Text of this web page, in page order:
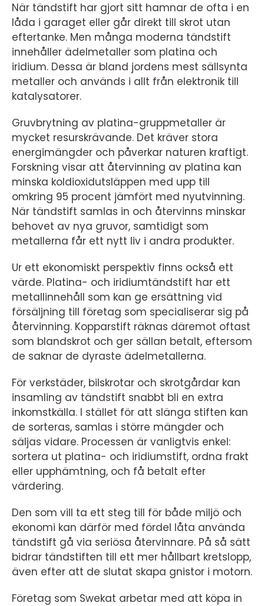
När tändstift har gjort sitt hamnar de ofta i en
låda i garaget eller går direkt till skrot utan
eftertanke. Men många moderna tändstift
innehåller ädelmetaller som platina och
iridium. Dessa är bland jordens mest sällsynta
metaller och används i allt från elektronik till
katalysatorer.
Gruvbrytning av platina-gruppmetaller är
mycket resurskrävande. Det kräver stora
energimängder och påverkar naturen kraftigt.
Forskning visar att återvinning av platina kan
minska koldioxidutsläppen med upp till
omkring 95 procent jämfört med nyutvinning.
När tändstift samlas in och återvinns minskar
behovet av nya gruvor, samtidigt som
metallerna får ett nytt liv i andra produkter.
Ur ett ekonomiskt perspektiv finns också ett
värde. Platina- och iridiumtändstift har ett
metallinnehåll som kan ge ersättning vid
försäljning till företag som specialiserar sig på
återvinning. Kopparstift räknas däremot oftast
som blandskrot och ger sällan betalt, eftersom
de saknar de dyraste ädelmetallerna.
För verkstäder, bilskrotar och skrotgårdar kan
insamling av tändstift snabbt bli en extra
inkomstkälla. I stället för att slänga stiften kan
de sorteras, samlas i större mängder och
säljas vidare. Processen är vanligtvis enkel:
sortera ut platina- och iridiumstift, ordna frakt
eller upphämtning, och få betalt efter
värdering.
Den som vill ta ett steg till för både miljö och
ekonomi kan därför med fördel låta använda
tändstift gå via seriösa återvinnare. På så sätt
bidrar tändstiften till ett mer hållbart kretslopp,
även efter att de slutat skapa gnistor i motorn.
Företag som Swekat arbetar med att köpa in